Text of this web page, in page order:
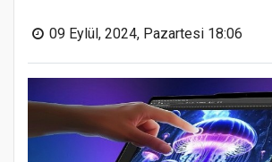
09 Eylül, 2024, Pazartesi 18:06